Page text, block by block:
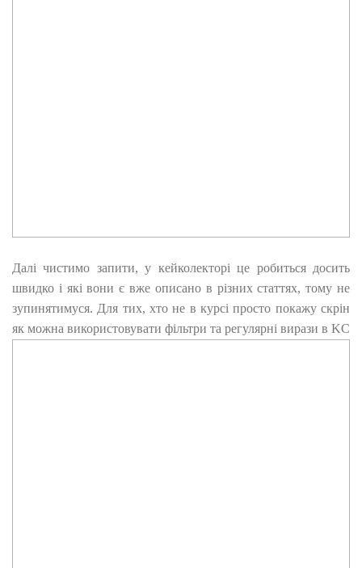
Далі чистимо запити, у кейколекторі це робиться досить
швидко і які вони є вже описано в різних статтях, тому не
зупинятимуся. Для тих, хто не в курсі просто покажу скрін
як можна використовувати фільтри та регулярні вирази в KC